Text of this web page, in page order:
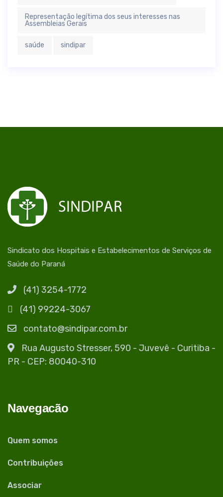
Representação legítima dos seus interesses nas
Assembleias Gerais
saúde sindipar
Sindicato dos Hospitais e Estabelecimentos de Serviços de
Saúde do Paraná
(41) 3254-1772
(41) 99224-3067
contato@sindipar.com.br
Rua Augusto Stresser, 590 - Juvevê - Curitiba -
PR - CEP: 80040-310
Navegacão
Quem somos
Contribuições
Associar